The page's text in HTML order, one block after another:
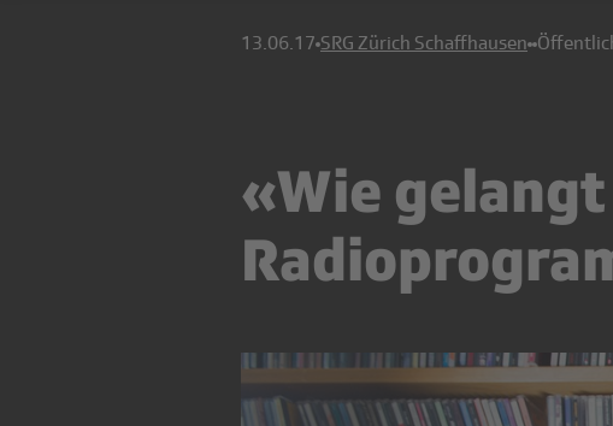
13.06.17 SRG Zürich Schaffhausen
«Wie